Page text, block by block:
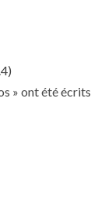
» ont été écrits